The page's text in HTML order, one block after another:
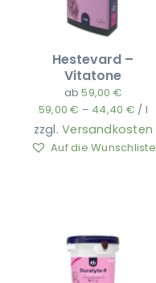
Hestevard –
Vitatone
ab59,00 €
59,00€ – 44,40 € / l
zzgl.Versandkosten
Auf die Wunschliste